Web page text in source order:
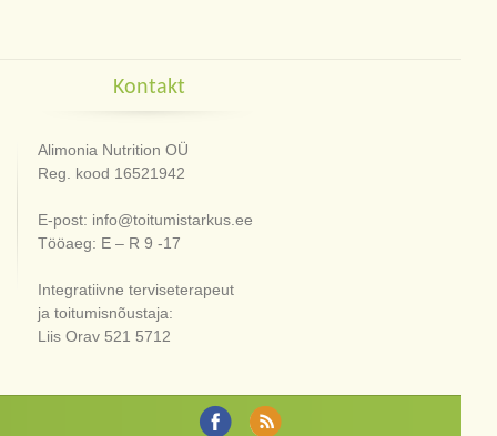
Kontakt
Alimonia Nutrition OÜ
Reg. kood 16521942
E-post: info@toitumistarkus.ee
Tööaeg: E – R 9 -17
Integratiivne terviseterapeut
ja toitumisnõustaja:
Liis Orav 521 5712